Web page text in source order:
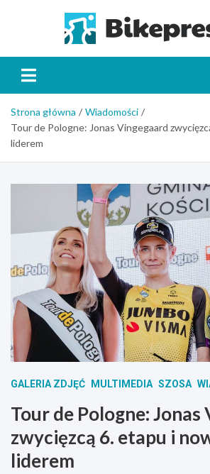
Strona główna
Wiadomości
Tour de Pologne: Jonas Vingegaard
liderem
GALERIA ZDJĘĆ MULTIMEDIA SZOSA
Tour de Pologne: Jonas
zwycięzcą 6. etapu i
liderem